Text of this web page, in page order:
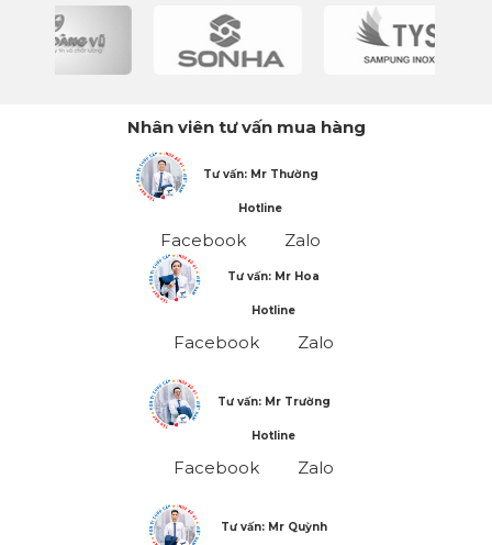
Nhân viên tư vấn mua hàng
Tư vấn: Mr Thường
Hotline
Facebook Zalo
Tư vấn: Mr Hoa
Hotline
Facebook Zalo
Tư vấn: Mr Trường
Hotline
Facebook Zalo
Tư vấn: Mr Quỳnh